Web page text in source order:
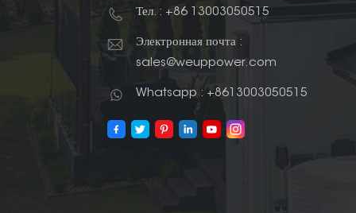
Тел. : +86 13003050515
Электронная почта :
sales@weuppower.com
Whatsapp : +8613003050515